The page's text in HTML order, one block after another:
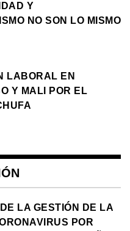
Y
NO SON LO MISMO
LABORAL EN
Y MALI POR EL
LA GESTIÓN DE LA
POR